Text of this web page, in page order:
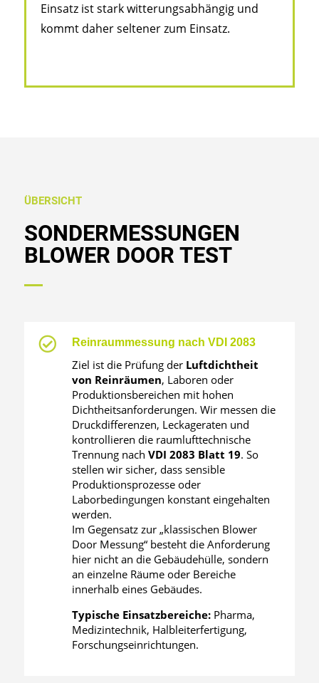
Einsatz ist stark witterungsabhängig und
kommt daher seltener zum Einsatz.
ÜBERSICHT
SONDERMESSUNGEN
BLOWER DOOR TEST
 Reinraummessung nach VDI 2083
Ziel ist die Prüfung der Luftdichtheit
von Reinräumen, Laboren oder
Produktionsbereichen mit hohen
Dichtheitsanforderungen. Wir messen die
Druckdifferenzen, Leckageraten und
kontrollieren die raumlufttechnische
Trennung nach VDI 2083 Blatt 19. So
stellen wir sicher, dass sensible
Produktionsprozesse oder
Laborbedingungen konstant eingehalten
werden.
Im Gegensatz zur „klassischen Blower
Door Messung“ besteht die Anforderung
hier nicht an die Gebäudehülle, sondern
an einzelne Räume oder Bereiche
innerhalb eines Gebäudes.
Typische Einsatzbereiche:Pharma,
Medizintechnik, Halbleiterfertigung,
Forschungseinrichtungen.